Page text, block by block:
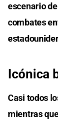
escenario
combates
Icónica
Casi todos
mientras